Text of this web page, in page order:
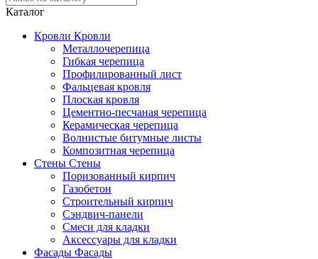
Каталог
Кровли Кровли
Металлочерепица
Гибкая черепица
Профилированный лист
Фальцевая кровля
Плоская кровля
Цементно-песчаная черепица
Керамическая черепица
Волнистые битумные листы
Композитная черепица
Стены Стены
Поризованный кирпич
Газобетон
Строительный кирпич
Сэндвич-панели
Смеси для кладки
Аксессуары для кладки
Фасады Фасады